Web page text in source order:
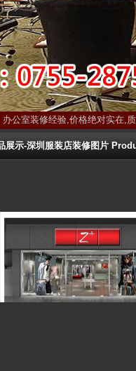
公室装修经验,价格绝对实在,
示-深圳服装店装修图片